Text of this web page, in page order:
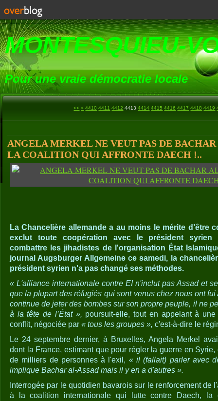
MONTESQUIEU-
Pour une vraie démocratie locale
<< < 4400
4410 4411 4412 4413 4414 4415 4416 4417 4418 4419
ANGELA MERKEL NE VEUT PAS DE BACHAR
LA COALITION QUI AFFRONTE DAECH !..
La Chancelière allemande a au moins le mérite d’être
exclut toute coopération avec le président syrien
combattre les jihadistes de l'organisation État
journal Augsburger Allgemeine ce samedi, la
président syrien n'a pas changé ses méthodes.
« L'alliance internationale contre EI n'inclut pas Assad et
que la plupart des réfugiés qui sont venus chez nous ont fui
continue de jeter des bombes sur son propre peuple, il ne
à la tête de l’État », poursuit-elle, tout en appelant à
conflit, négociée par « tous les groupes », c'est-à-dire le
Le 24 septembre dernier, à Bruxelles, Angela Merkel
dont la France, estimant que pour régler la guerre en
de milliers de personnes à l'exil, « il (fallait) parler avec
implique Bachar al-Assad mais il y en a d'autres ».
Interrogée par le quotidien bavarois sur le renforcement de
à la coalition internationale qui lutte contre Daech, la